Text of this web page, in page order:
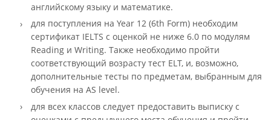
английскому языку и математике.
для поступления на Year 12 (6th Form) необходим
сертификат IELTS с оценкой не ниже 6.0 по модулям
Reading и Writing. Также необходимо пройти
соответствующий возрасту тест ELT, и, возможно,
дополнительные тесты по предметам, выбранным для
обучения на AS level.
для всех классов следует предоставить выписку с